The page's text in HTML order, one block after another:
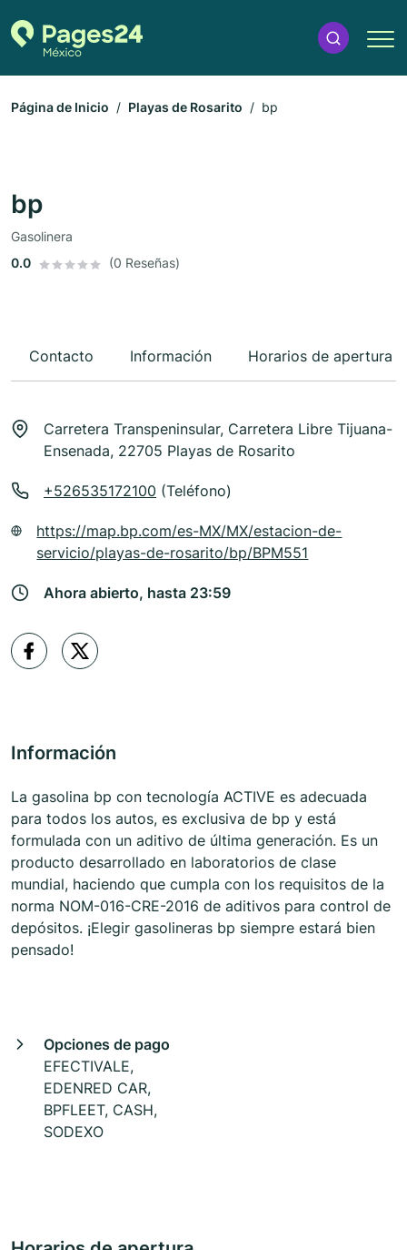
Página de Inicio Playas de Rosarito bp
bp
Gasolinera
0.0
(0 Reseñas)
Contacto Información Horarios de apertura
Carretera Transpeninsular, Carretera Libre Tijuana-
Ensenada, 22705 Playas de Rosarito
+526535172100 (Teléfono)
https://map.bp.com/es-MX/MX/estacion-de-
servicio/playas-de-rosarito/bp/BPM551
Ahora abierto, hasta 23:59
Información
La gasolina bp con tecnología ACTIVE es adecuada
para todos los autos, es exclusiva de bp y está
formulada con un aditivo de última generación. Es un
producto desarrollado en laboratorios de clase
mundial, haciendo que cumpla con los requisitos de la
norma NOM-016-CRE-2016 de aditivos para control de
depósitos. ¡Elegir gasolineras bp siempre estará bien
pensado!
Opciones de pago
EFECTIVALE,
EDENRED CAR,
BPFLEET, CASH,
SODEXO